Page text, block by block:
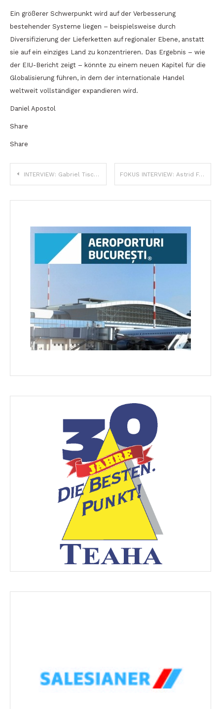
Ein größerer Schwerpunkt wird auf der Verbesserung
bestehender Systeme liegen – beispielsweise durch
Diversifizierung der Lieferketten auf regionaler Ebene, anstatt
sie auf ein einziges Land zu konzentrieren. Das Ergebnis – wie
der EIU-Bericht zeigt – könnte zu einem neuen Kapitel für die
Globalisierung führen, in dem der internationale Handel
weltweit vollständiger expandieren wird.
Daniel Apostol
Share
Share
Beitragsnavigation
INTERVIEW: Gabriel Tischer, FDGR/DFDR-Kandidat für den Vorsitz des Hermannstädter Kreisrats FOKUS INTERVIEW: Astrid Fodor, die Hermannstädter Bürgermeisterin